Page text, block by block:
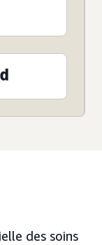
des soins